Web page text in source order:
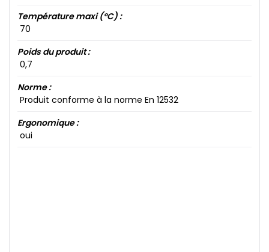
Température maxi (°C) :
70​
Poids du produit :
0​,7​
Norme :
Produit conforme à la norme En 12532
Ergonomique :
oui